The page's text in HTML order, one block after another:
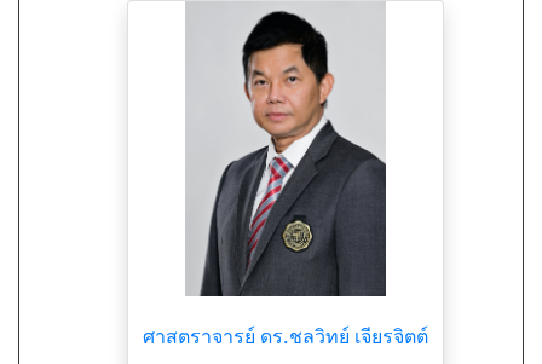
ศาสตราจารย์ ดร.ชลวิทย์ เจียรจิตต์